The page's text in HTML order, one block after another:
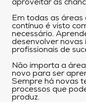
aproveitar as
Em todas as
contínuo é visto
necessário.
desenvolver novas
profissionais de
Não importa a
novo para ser
Sempre há novas
processos que
produz.